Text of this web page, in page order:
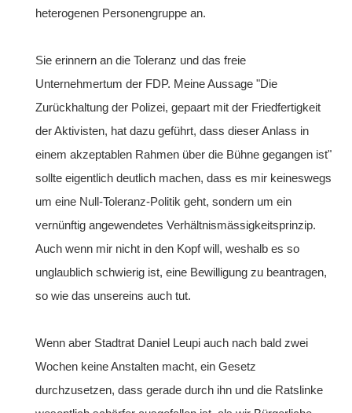
heterogenen Personengruppe an.
Sie erinnern an die Toleranz und das freie
Unternehmertum der FDP. Meine Aussage "Die
Zurückhaltung der Polizei, gepaart mit der Friedfertigkeit
der Aktivisten, hat dazu geführt, dass dieser Anlass in
einem akzeptablen Rahmen über die Bühne gegangen ist"
sollte eigentlich deutlich machen, dass es mir keineswegs
um eine Null-Toleranz-Politik geht, sondern um ein
vernünftig angewendetes Verhältnismässigkeitsprinzip.
Auch wenn mir nicht in den Kopf will, weshalb es so
unglaublich schwierig ist, eine Bewilligung zu beantragen,
so wie das unsereins auch tut.
Wenn aber Stadtrat Daniel Leupi auch nach bald zwei
Wochen keine Anstalten macht, ein Gesetz
durchzusetzen, dass gerade durch ihn und die Ratslinke